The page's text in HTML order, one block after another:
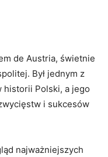
de ⁢Austria, świetnie⁢
Był jednym z
historii Polski, ⁤a jego
i⁣ sukcesów
najważniejszych